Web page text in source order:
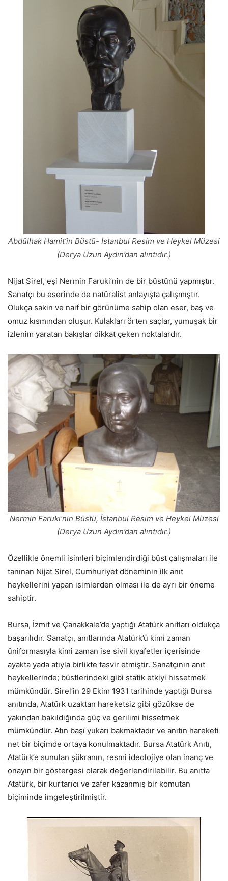
Abdülhak Hamit’in Büstü- İstanbul Resim ve Heykel Müzesi
(Derya Uzun Aydın’dan alıntıdır.)
Nijat Sirel, eşi Nermin Faruki’nin de bir büstünü yapmıştır.
Sanatçı bu eserinde de natüralist anlayışta çalışmıştır.
Olukça sakin ve naif bir görünüme sahip olan eser, baş ve
omuz kısmından oluşur. Kulakları örten saçlar, yumuşak bir
izlenim yaratan bakışlar dikkat çeken noktalardır.
Nermin Faruki’nin Büstü, İstanbul Resim ve Heykel Müzesi
(Derya Uzun Aydın’dan alıntıdır.)
Özellikle önemli isimleri biçimlendirdiği büst çalışmaları ile
tanınan Nijat Sirel, Cumhuriyet döneminin ilk anıt
heykellerini yapan isimlerden olması ile de ayrı bir öneme
sahiptir.
Bursa, İzmit ve Çanakkale’de yaptığı Atatürk anıtları oldukça
başarılıdır. Sanatçı, anıtlarında Atatürk’ü kimi zaman
üniformasıyla kimi zaman ise sivil kıyafetler içerisinde
ayakta yada atıyla birlikte tasvir etmiştir. Sanatçının anıt
heykellerinde; büstlerindeki gibi statik etkiyi hissetmek
mümkündür. Sirel’in 29 Ekim 1931 tarihinde yaptığı Bursa
anıtında, Atatürk uzaktan hareketsiz gibi gözükse de
yakından bakıldığında güç ve gerilimi hissetmek
mümkündür. Atın başı yukarı bakmaktadır ve anıtın hareketi
net bir biçimde ortaya konulmaktadır. Bursa Atatürk Anıtı,
Atatürk’e sunulan şükranın, resmi ideolojiye olan inanç ve
onayın bir göstergesi olarak değerlendirilebilir. Bu anıtta
Atatürk, bir kurtarıcı ve zafer kazanmış bir komutan
biçiminde imgeleştirilmiştir.